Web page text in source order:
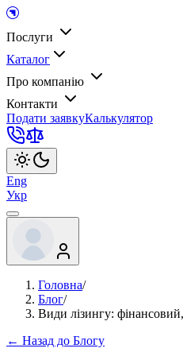
Послуги
Каталог
Про компанію
Контакти
Подати заявкуКалькулятор
Eng
Укр
Головна/
Блог/
Види лізингу:
← Назад до Блогу